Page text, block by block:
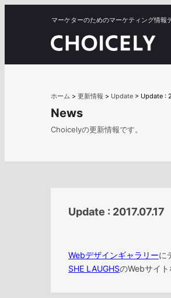
マーケターのためのマーケティング情報
ホーム > 更新情報 > Update > Update :
News
Choicelyの更新情報です。
Update : 2017.07.17
Webデザインギャラリーに
SHE LAUGHSのWebサイト